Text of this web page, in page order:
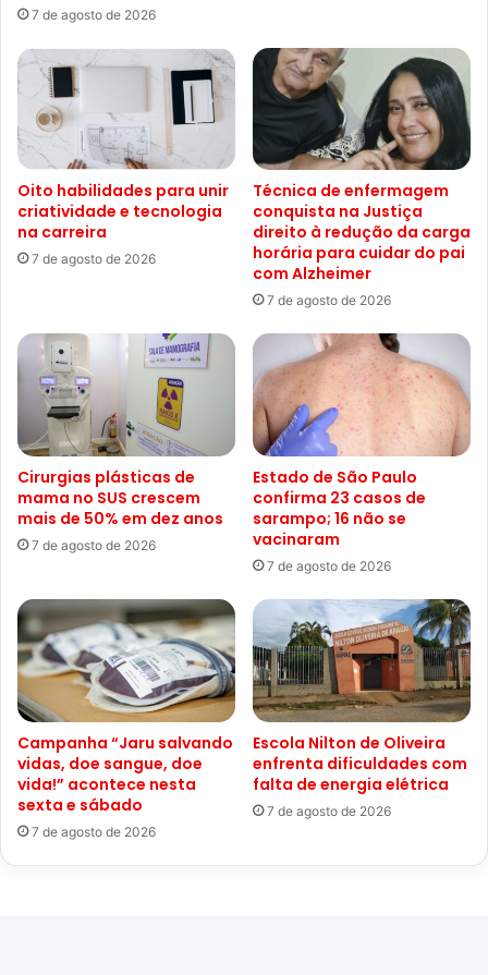
7 de agosto de 2026
Oito habilidades para unir
criatividade e tecnologia
na carreira
7 de agosto de 2026
Técnica de enfermagem
conquista na Justiça
direito à redução da carga
horária para cuidar do pai
com Alzheimer
7 de agosto de 2026
Cirurgias plásticas de
mama no SUS crescem
mais de 50% em dez anos
7 de agosto de 2026
Estado de São Paulo
confirma 23 casos de
sarampo; 16 não se
vacinaram
7 de agosto de 2026
Campanha “Jaru salvando
vidas, doe sangue, doe
vida!” acontece nesta
sexta e sábado
7 de agosto de 2026
Escola Nilton de Oliveira
enfrenta dificuldades com
falta de energia elétrica
7 de agosto de 2026